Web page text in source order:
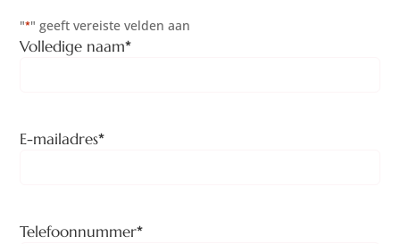
"*" geeft vereiste velden aan
Volledige naam*
E-mailadres*
Telefoonnummer*